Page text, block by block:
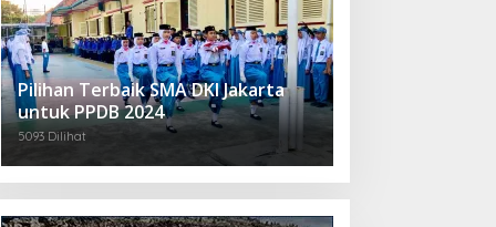
Pilihan Terbaik SMA DKI Jakarta
untuk PPDB 2024
5093 Dilihat